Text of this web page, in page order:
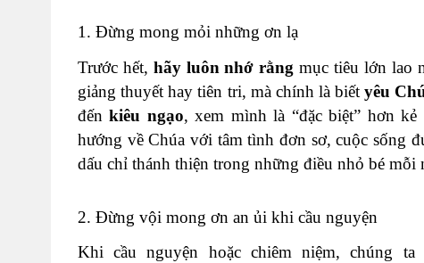
1. Đừng mong mỏi những ơn lạ
Trước hết, hãy luôn nhớ rằng mục tiêu lớn lao
giảng thuyết hay tiên tri, mà chính là biếtyêu
đếnkiêu ngạo, xem mình là “đặc biệt” hơn
hướng về Chúa với tâm tình đơn sơ, cuộc sống
dấu chỉ thánh thiện trong những điều nhỏ bé mỗi
2. Đừng vội mong ơn an ủi khi cầu nguyện
Khi cầu nguyện hoặc chiêm niệm, chúng